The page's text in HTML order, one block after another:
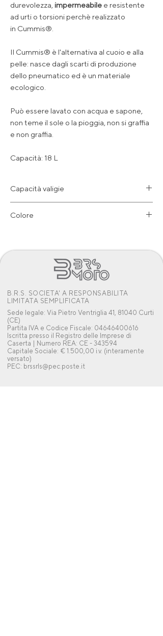
durevolezza, impermeabile e resistente
ad urti o torsioni perchè realizzato
in Cummis®.
Il Cummis® è l'alternativa al cuoio e alla
pelle: nasce dagli scarti di produzione
dello pneumatico ed è un materiale
ecologico.
Può essere lavato con acqua e sapone,
non teme il sole o la pioggia, non si graffia
e non graffia.
Capacità: 18 L
Capacità valigie
Colore
B.R.S. SOCIETA' A RESPONSABILITA
LIMITATA SEMPLIFICATA
Sede legale: Via Pietro Ventriglia 41, 81040 Curti
(CE)
Partita IVA e Codice Fiscale: 04646400616
Iscritta presso il Registro delle Imprese di
Caserta | Numero REA: CE - 343594
Capitale Sociale: € 1.500,00 i.v. (interamente
versato)
PEC: brssrls@pec.poste.it